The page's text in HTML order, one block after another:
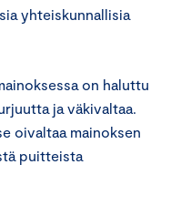
yhteiskunnallisia
on haluttu
ja väkivaltaa.
oivaltaa mainoksen
puitteista